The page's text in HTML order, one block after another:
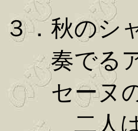
３．秋のシ
奏でるア
セーヌの
二人は